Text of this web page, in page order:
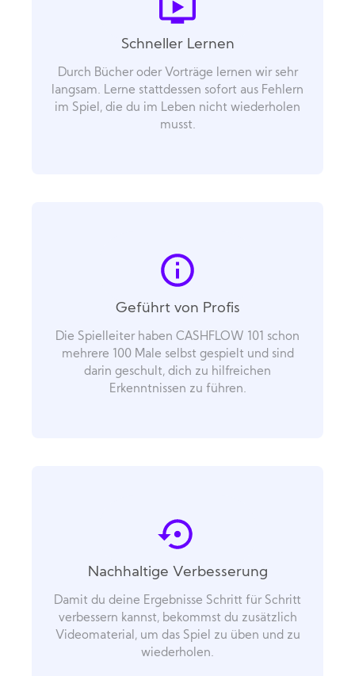
Schneller Lernen
Durch Bücher oder Vorträge lernen wir sehr
langsam. Lerne stattdessen sofort aus Fehlern
im Spiel, die du im Leben nicht wiederholen
musst.
Geführt von Profis
Die Spielleiter haben CASHFLOW 101 schon
mehrere 100 Male selbst gespielt und sind
darin geschult, dich zu hilfreichen
Erkenntnissen zu führen.
Nachhaltige Verbesserung
Damit du deine Ergebnisse Schritt für Schritt
verbessern kannst, bekommst du zusätzlich
Videomaterial, um das Spiel zu üben und zu
wiederholen.